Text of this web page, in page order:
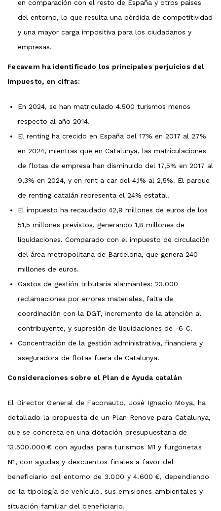
en comparación con el resto de España y otros países
del entorno, lo que resulta una pérdida de competitividad
y una mayor carga impositiva para los ciudadanos y
empresas.
Fecavem ha identificado los principales perjuicios del
Impuesto, en cifras:
En 2024, se han matriculado 4.500 turismos menos
respecto al año 2014.
El renting ha crecido en España del 17% en 2017 al 27%
en 2024, mientras que en Catalunya, las matriculaciones
de flotas de empresa han disminuido del 17,5% en 2017 al
9,3% en 2024, y en rent a car del 4,1% al 2,5%. El parque
de renting catalán representa el 24% estatal.
El impuesto ha recaudado 42,9 millones de euros de los
51,5 millones previstos, generando 1,8 millones de
liquidaciones. Comparado con el impuesto de circulación
del área metropolitana de Barcelona, que genera 240
millones de euros.
Gastos de gestión tributaria alarmantes: 23.000
reclamaciones por errores materiales, falta de
coordinación con la DGT, incremento de la atención al
contribuyente, y supresión de liquidaciones de -6 €.
Concentración de la gestión administrativa, financiera y
aseguradora de flotas fuera de Catalunya.
Consideraciones sobre el Plan de Ayuda catalán
El Director General de Faconauto, José Ignacio Moya, ha
detallado la propuesta de un Plan Renove para Catalunya,
que se concreta en una dotación presupuestaria de
13.500.000 € con ayudas para turismos M1 y furgonetas
N1, con ayudas y descuentos finales a favor del
beneficiario del entorno de 3.000 y 4.600 €, dependiendo
de la tipología de vehículo, sus emisiones ambientales y
situación familiar del beneficiario.